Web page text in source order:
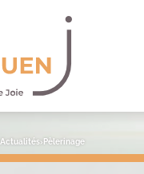
Actualités›Pèlerinage